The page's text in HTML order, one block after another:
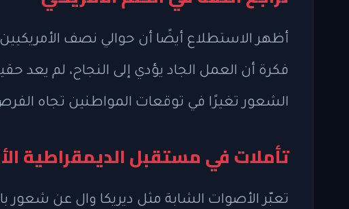
أظهر الاستطلاع أيضًا أن حوالي نصف
فكرة أن العمل الجاد يؤدي إلى النجاح، لم
الشعور تغيرًا في توقعات المواطنين تجاه الفرص
تأملات في مستقبل الديمقراطية
تعبّر الأصوات الشابة مثل ديريكا وال عن شعور